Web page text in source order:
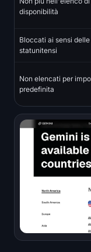
disponibilità
Bloccati ai sensi
statunitensi
Non elencati per
predefinita